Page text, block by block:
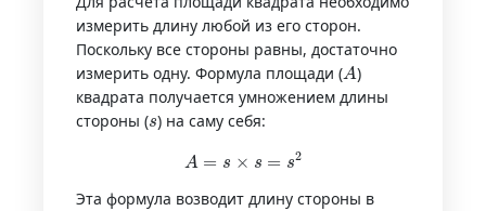
измерить длину любой из его сторон.
Поскольку все стороны равны, достаточно
измерить одну. Формула площади (
A
)
квадрата получается умножением длины
стороны (
s
) на саму себя:
s
Эта формула возводит длину стороны в